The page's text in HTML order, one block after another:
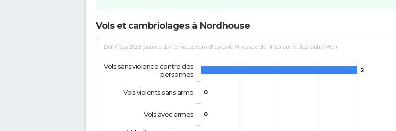
Vols et cambriolages à Nordhouse
Données 2025 (source : Linternaute.com d'après le Ministère de l'Intérieur et des Outre-Mer)
2
0
0
Vols sans violence contre des
personnes
Vols violents sans arme
Vols avec armes